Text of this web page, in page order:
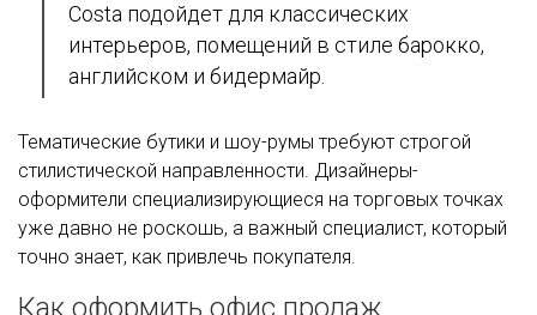
Costa подойдет для классических
интерьеров, помещений в стиле барокко,
английском и бидермайр.
Тематические бутики и шоу-румы требуют строгой
стилистической направленности. Дизайнеры-
оформители специализирующиеся на торговых точках
уже давно не роскошь, а важный специалист, который
точно знает, как привлечь покупателя.
Как оформить офис продаж